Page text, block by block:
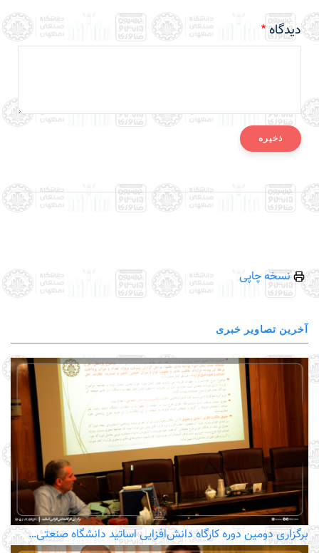
دیدگاه
نسخه چاپی
آخرین تصاویر خبری
برگزاری دومین دوره کارگاه دانش‌افزایی اساتید دانشگاه صنعتی…